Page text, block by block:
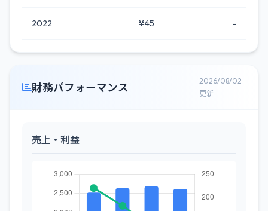
2022 ¥45 -
財務パフォーマンス
2026/08/02
更新
売上・利益